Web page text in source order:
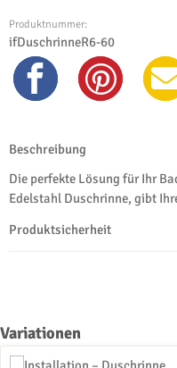
Produktnummer:
ifDuschrinneR6-60
Beschreibung
Die perfekte Lösung für Ihr
Edelstahl Duschrinne, gibt
Produktsicherheit
Produktgalerie überspringen
Variationen